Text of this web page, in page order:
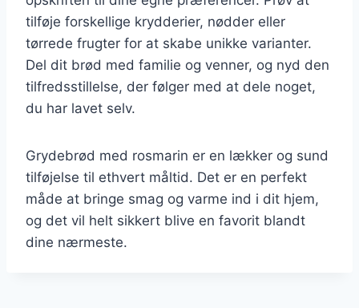
tilføje forskellige krydderier, nødder eller
tørrede frugter for at skabe unikke varianter.
Del dit brød med familie og venner, og nyd den
tilfredsstillelse, der følger med at dele noget,
du har lavet selv.
Grydebrød med rosmarin er en lækker og sund
tilføjelse til ethvert måltid. Det er en perfekt
måde at bringe smag og varme ind i dit hjem,
og det vil helt sikkert blive en favorit blandt
dine nærmeste.